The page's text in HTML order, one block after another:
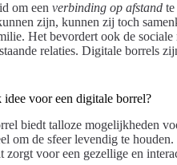
om een verbinding op afstand
zijn, kunnen zij toch
Het bevordert ook de
relaties. Digitale borrels
idee voor een digitale borrel?
biedt talloze mogelijkheden
om de sfeer levendig te
zorgt voor een gezellige en